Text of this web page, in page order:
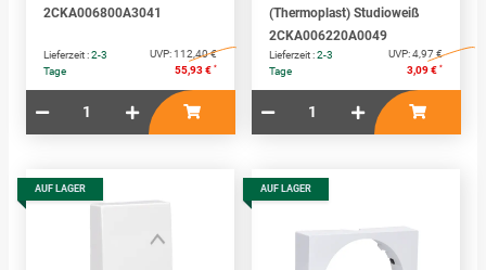
2CKA006800A3041
Lieferzeit :2-3
Tage
UVP:112,40 €
55,93 € *
(Thermoplast) Studioweiß
2CKA006220A0049
Lieferzeit :2-3
Tage
UVP:4,97 €
3,09 € *
AUF LAGER AUF LAGER